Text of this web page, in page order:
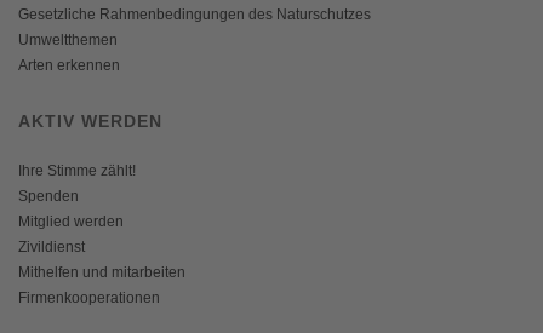
Gesetzliche Rahmenbedingungen des Naturschutzes
Umweltthemen
Arten erkennen
AKTIV WERDEN
Ihre Stimme zählt!
Spenden
Mitglied werden
Zivildienst
Mithelfen und mitarbeiten
Firmenkooperationen